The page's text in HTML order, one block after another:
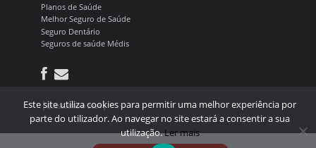
Planos de Saúde
Melhor Seguro de Saúde
Seguro Dentário
Seguros de saúde Médis
|QUESEGURO © 2024|
Este site utiliza cookies para permitir uma melhor experiência por
parte do utilizador. Ao navegar no site estará a consentir a sua
utilização.Ler mais